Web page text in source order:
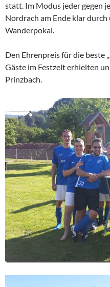
statt. Im Modus jeder gegen
Nordrach am Ende klar
Wanderpokal.
Den Ehrenpreis für die beste
Gäste im Festzelt erhielten
Prinzbach.